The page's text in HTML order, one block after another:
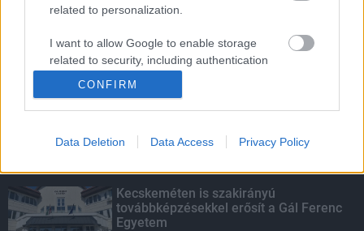
related to personalization.
I want to allow Google to enable storage
related to security, including authentication
CONFIRM
Data Deletion Data Access Privacy Policy
KIEMELT
Megérkezett az eső a Duna
Kecskeméten is szakirányú
továbbképzésekkel erősít a Gál Ferenc
Egyetem